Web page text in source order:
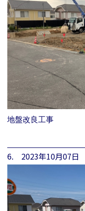
地盤改良工事
6. 2023年10月07日